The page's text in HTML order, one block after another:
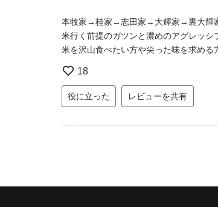
本牧家→桂家→志田家→大輝家→裏大輝家
米行く前提のガツンと濃めのアグレッシ
米を沢山食べたい方や尖った味を求める
18
役に立った レビューを共有